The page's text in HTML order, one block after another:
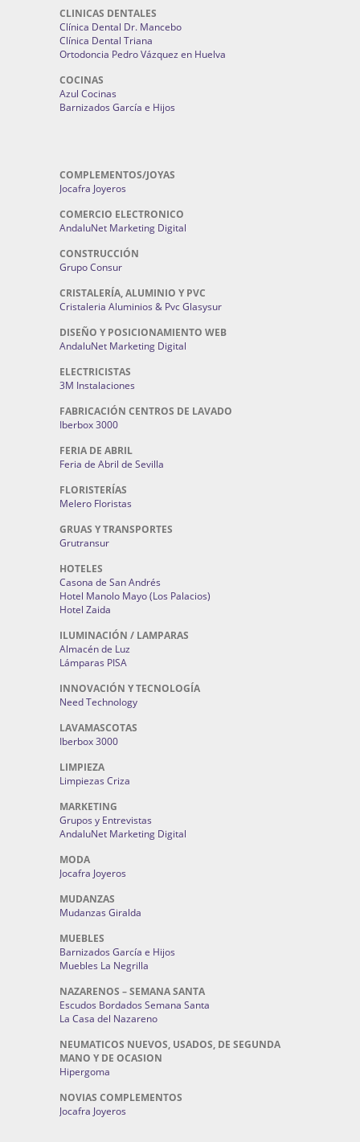
CLINICAS DENTALES
Clínica Dental Dr. Mancebo
Clínica Dental Triana
Ortodoncia Pedro Vázquez en Huelva
COCINAS
Azul Cocinas
Barnizados García e Hijos
COMPLEMENTOS/JOYAS
Jocafra Joyeros
COMERCIO ELECTRONICO
AndaluNet Marketing Digital
CONSTRUCCIÓN
Grupo Consur
CRISTALERÍA, ALUMINIO Y PVC
Cristaleria Aluminios & Pvc Glasysur
DISEÑO Y POSICIONAMIENTO WEB
AndaluNet Marketing Digital
ELECTRICISTAS
3M Instalaciones
FABRICACIÓN CENTROS DE LAVADO
Iberbox 3000
FERIA DE ABRIL
Feria de Abril de Sevilla
FLORISTERÍAS
Melero Floristas
GRUAS Y TRANSPORTES
Grutransur
HOTELES
Casona de San Andrés
Hotel Manolo Mayo (Los Palacios)
Hotel Zaida
ILUMINACIÓN / LAMPARAS
Almacén de Luz
Lámparas PISA
INNOVACIÓN Y TECNOLOGÍA
Need Technology
LAVAMASCOTAS
Iberbox 3000
LIMPIEZA
Limpiezas Criza
MARKETING
Grupos y Entrevistas
AndaluNet Marketing Digital
MODA
Jocafra Joyeros
MUDANZAS
Mudanzas Giralda
MUEBLES
Barnizados García e Hijos
Muebles La Negrilla
NAZARENOS – SEMANA SANTA
Escudos Bordados Semana Santa
La Casa del Nazareno
NEUMATICOS NUEVOS, USADOS, DE SEGUNDA
MANO Y DE OCASION
Hipergoma
NOVIAS COMPLEMENTOS
Jocafra Joyeros